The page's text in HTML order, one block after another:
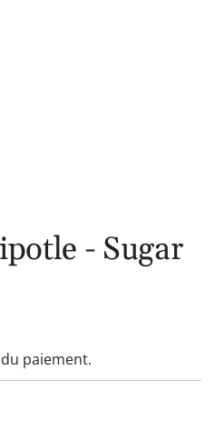
- Sugar
paiement.